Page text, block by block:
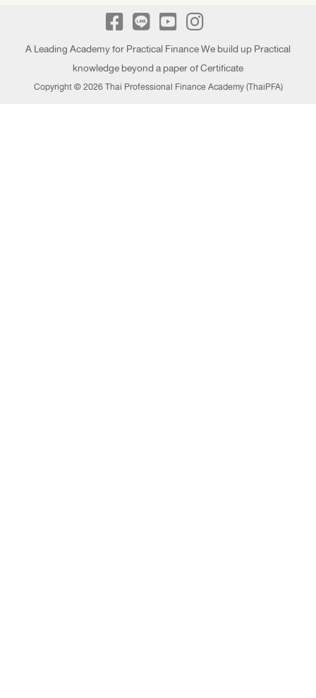
A Leading Academy for Practical Finance We build up Practical
knowledge beyond a paper of Certificate
Copyright © 2026 Thai Professional Finance Academy (ThaiPFA)